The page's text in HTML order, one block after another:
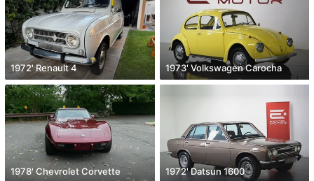
1972' Renault 4 1973' Volkswagen Carocha
1978' Chevrolet Corvette 1972' Datsun 1600